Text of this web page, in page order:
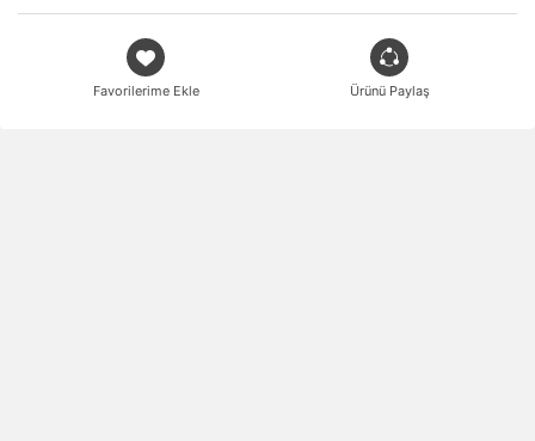
Favorilerime Ekle Ürünü Paylaş